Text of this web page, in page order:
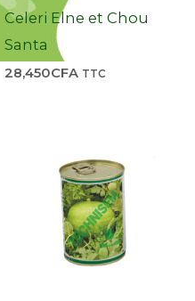
Celeri Elne et Chou
Santa
28,450CFA TTC